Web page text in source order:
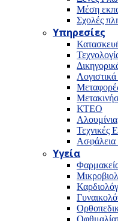
Μέση
Σχολές
Υπηρεσίες
ΚΤΕΟ
Αλουμίνια
Τεχνικές
Ασφάλεια
Υγεία